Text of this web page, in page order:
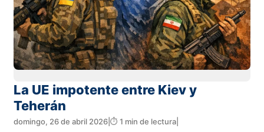
La UE impotente entre Kiev y
Teherán
domingo, 26 de abril 2026 ⏱️ 1 min de lectura